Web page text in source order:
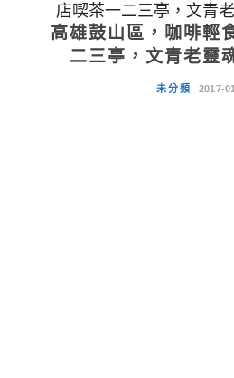
店喫茶一二三亭，文青
高雄鼓山區，咖啡輕
二三亭，文青老靈
未分類 2017-